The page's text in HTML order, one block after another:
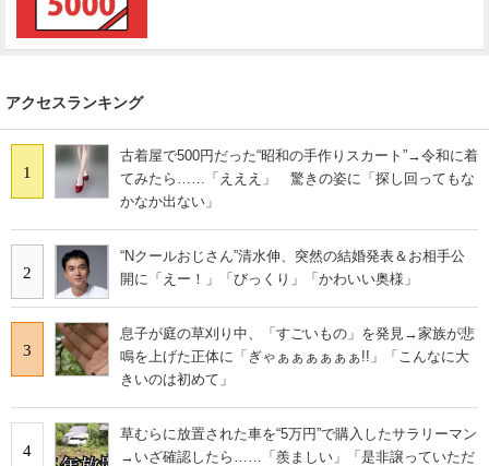
アクセスランキング
1
古着屋で500円だった“昭和の手作りスカート”→令和に着
てみたら……「えええ」 驚きの姿に「探し回ってもな
かなか出ない」
2
“Nクールおじさん”清水伸、突然の結婚発表＆お相手公
開に「えー！」「びっくり」「かわいい奥様」
3
息子が庭の草刈り中、「すごいもの」を発見→家族が悲
鳴を上げた正体に「ぎゃぁぁぁぁぁぁ!!」「こんなに大
きいのは初めて」
4
草むらに放置された車を“5万円”で購入したサラリーマン
→いざ確認したら……「羨ましい」「是非譲っていただ